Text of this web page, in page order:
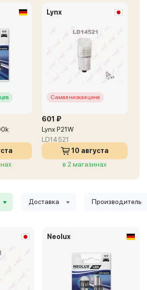
Lynx
Самая низкая цена
601 ₽
Lynx P21W
LD14521
10 августа
в 2 магазинах
Доставка Производитель
Neolux